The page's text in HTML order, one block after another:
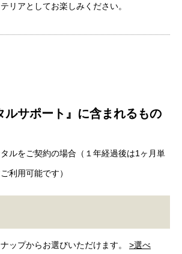
リアとしてお楽しみください。
ルサポート』に含まれるもの
ルをご契約の場合（１年経過後は1ヶ月単
利用可能です）
ップからお選びいただけます。 >選べ